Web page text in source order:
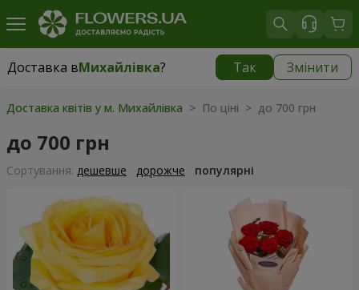
Доставка вМихайлівка? Так Змінити
Доставка вМихайлівка|
Доставка квітів у м. Михайлівка > По ціні > до 700 грн
до 700 грн
Сортування: дешевше дорожче популярні